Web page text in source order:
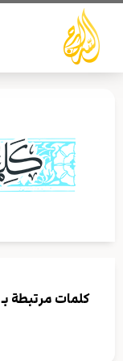
تخطي
المحتوى
كلمات مرتبطة بـ